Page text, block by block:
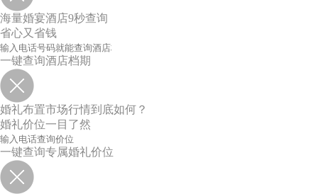
海量婚宴酒店9秒查询
省心又省钱
一键查询酒店档期
婚礼布置市场行情到底如何？
婚礼价位一目了然
一键查询专属婚礼价位